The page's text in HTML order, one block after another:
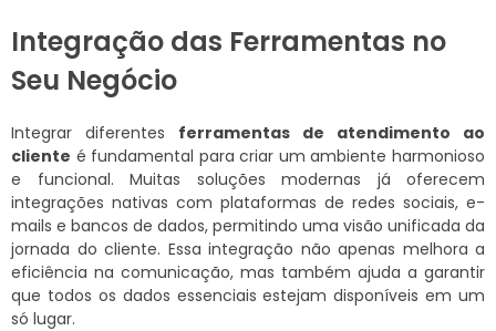
Integração das Ferramentas no
Seu Negócio
Integrar diferentes ferramentas de atendimento ao
cliente é fundamental para criar um ambiente harmonioso
e funcional. Muitas soluções modernas já oferecem
integrações nativas com plataformas de redes sociais, e-
mails e bancos de dados, permitindo uma visão unificada da
jornada do cliente. Essa integração não apenas melhora a
eficiência na comunicação, mas também ajuda a garantir
que todos os dados essenciais estejam disponíveis em um
só lugar.